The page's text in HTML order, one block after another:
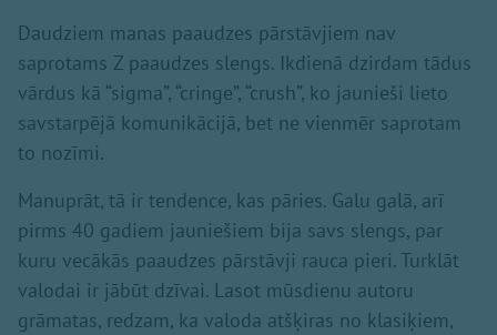
Daudziem manas paaudzes pārstāvjiem nav
saprotams Z paaudzes slengs. Ikdienā dzirdam tādus
vārdus kā “sigma”, “cringe”, “crush”, ko jaunieši lieto
savstarpējā komunikācijā, bet ne vienmēr saprotam
to nozīmi.
Manuprāt, tā ir tendence, kas pāries. Galu galā, arī
pirms 40 gadiem jauniešiem bija savs slengs, par
kuru vecākās paaudzes pārstāvji rauca pieri. Turklāt
valodai ir jābūt dzīvai. Lasot mūsdienu autoru
grāmatas, redzam, ka valoda atšķiras no klasiķiem,